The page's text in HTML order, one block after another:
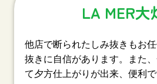
LA MER大
他店で断られたしみ抜きもお
抜きに自信があります。また
て夕方仕上がりが出来、便利で